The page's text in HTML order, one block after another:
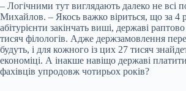
– Логічними тут виглядають далеко не всі
Михайлов. – Якось важко віриться, що за 4
абітурієнти закінчать виші, державі
тисяч філологів. Адже держзамовлення
будуть, і для кожного із цих 27 тисяч
економіці. А інакше навіщо державі
фахівців упродовж чотирьох років?